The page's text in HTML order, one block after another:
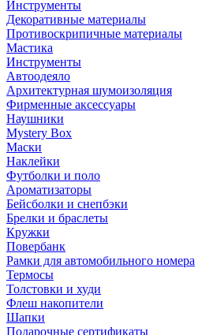
Инструменты
Декоративные материалы
Противоскрипичные материалы
Мастика
Инструменты
Автоодеяло
Архитектурная шумоизоляция
Фирменные аксессуары
Наушники
Mystery Box
Маски
Наклейки
Футболки и поло
Ароматизаторы
Бейсболки и снепбэки
Брелки и браслеты
Кружки
Повербанк
Рамки для автомобильного номера
Термосы
Толстовки и худи
Флеш накопители
Шапки
Подарочные сертификаты